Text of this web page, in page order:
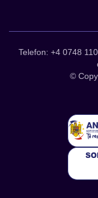
Telefon: +4 0748
©